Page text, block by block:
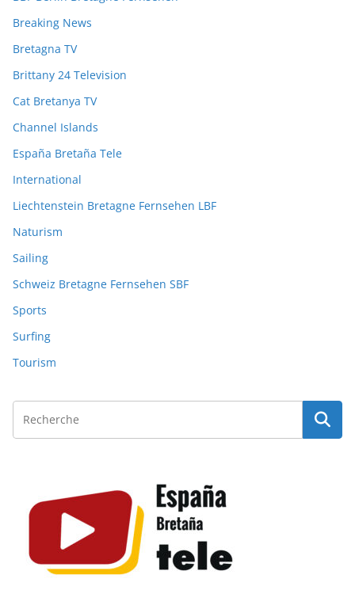
Breaking News
Bretagna TV
Brittany 24 Television
Cat Bretanya TV
Channel Islands
España Bretaña Tele
International
Liechtenstein Bretagne Fernsehen LBF
Naturism
Sailing
Schweiz Bretagne Fernsehen SBF
Sports
Surfing
Tourism